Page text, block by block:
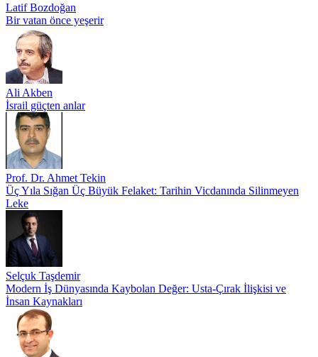
Latif Bozdoğan
Bir vatan önce yeşerir
Ali Akben
İsrail güçten anlar
Prof. Dr. Ahmet Tekin
Üç Yıla Sığan Üç Büyük Felaket: Tarihin Vicdanında Silinmeyen
Leke
Selçuk Taşdemir
Modern İş Dünyasında Kaybolan Değer: Usta-Çırak İlişkisi ve
İnsan Kaynakları